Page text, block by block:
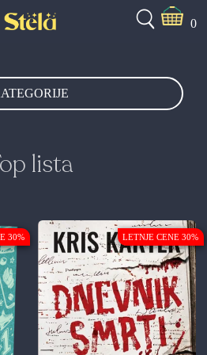
0
lista
30% LETNJE CENE 30%